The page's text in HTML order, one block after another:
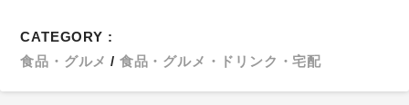
CATEGORY :
食品・グルメ
食品・グルメ・ドリンク・宅配